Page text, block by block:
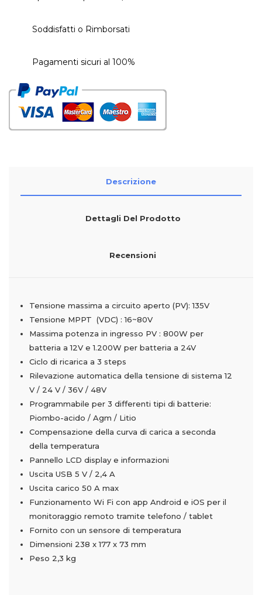
Soddisfatti o Rimborsati
Pagamenti sicuri al 100%
Descrizione
Dettagli Del Prodotto
Recensioni
Tensione massima a circuito aperto (PV): 135V
Tensione MPPT (VDC) : 16~80V
Massima potenza in ingresso PV : 800W per
batteria a 12V e 1.200W per batteria a 24V
Ciclo di ricarica a 3 steps
Rilevazione automatica della tensione di sistema 12
V / 24 V / 36V / 48V
Programmabile per 3 differenti tipi di batterie:
Piombo-acido / Agm / Litio
Compensazione della curva di carica a seconda
della temperatura
Pannello LCD display e informazioni
Uscita USB 5 V / 2,4 A
Uscita carico 50 A max
Funzionamento Wi Fi con app Android e iOS per il
monitoraggio remoto tramite telefono / tablet
Fornito con un sensore di temperatura
Dimensioni 238 x 177 x 73 mm
Peso 2,3 kg